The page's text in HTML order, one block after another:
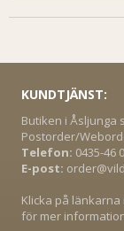
KUNDTJÄNST:
Butiken i Åsljunga
Postorder/
Telefon: 0435-46
E-post:
Klicka på länkarna
för mer